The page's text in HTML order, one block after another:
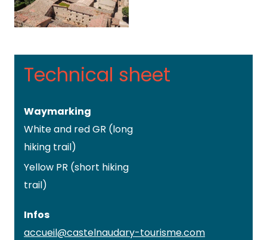
Technical sheet
Waymarking
White and red GR (long
hiking trail)
Yellow PR (short hiking
trail)
Infos
accueil@castelnaudary-tourisme.com